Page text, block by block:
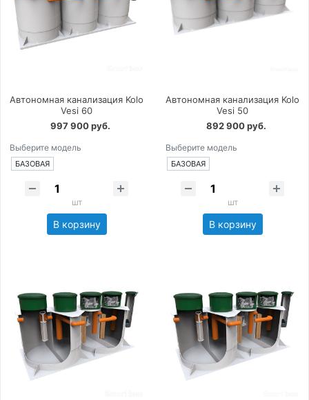
Автономная канализация Kolo
Vesi 60
997 900 руб.
Выберите модель
БАЗОВАЯ
шт
В корзину
Автономная канализация Kolo
Vesi 50
892 900 руб.
Выберите модель
БАЗОВАЯ
шт
В корзину